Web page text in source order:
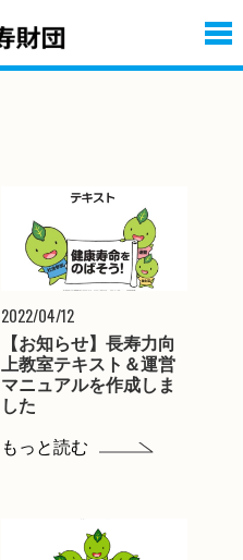
2022/04/12
【お知らせ】長寿力向
上教室テキスト＆運営
マニュアルを作成しま
した
もっと読む